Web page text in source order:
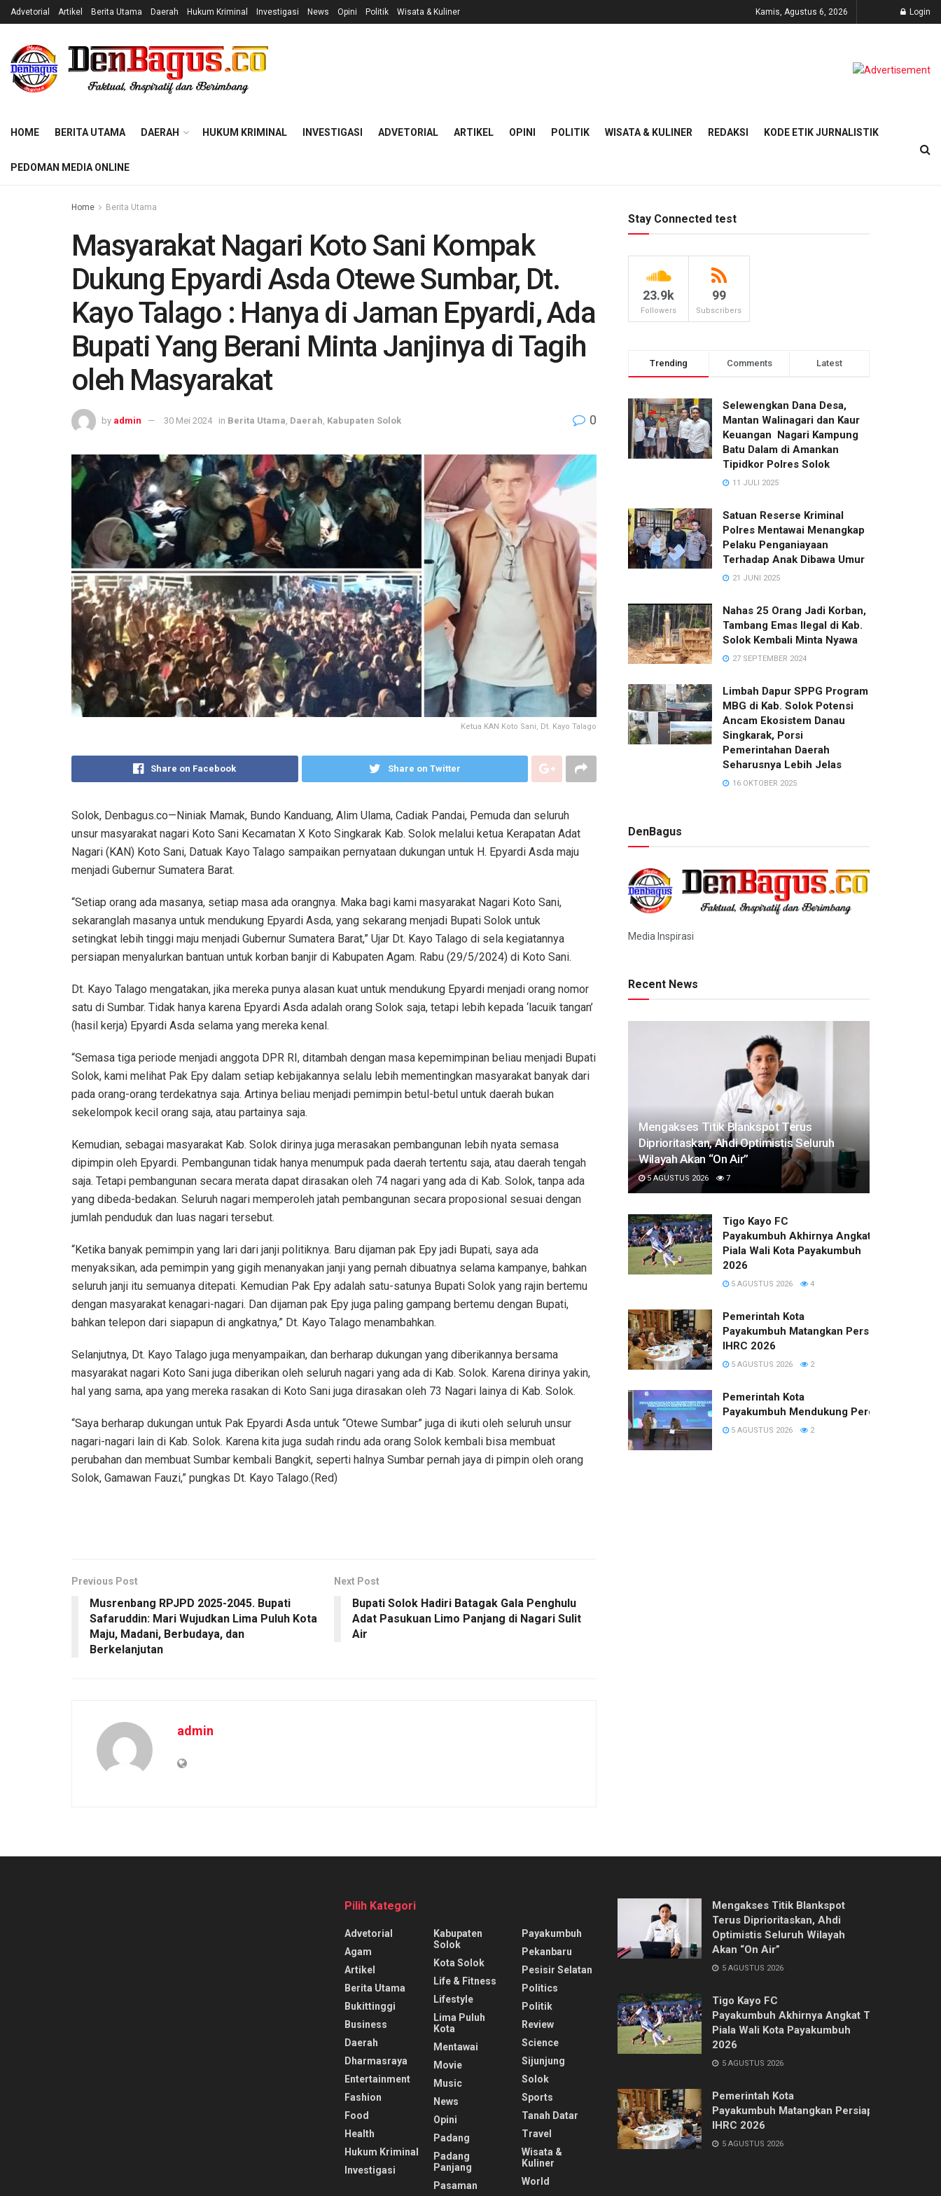
Advetorial Artikel Berita Utama Daerah Hukum Kriminal Investigasi News Opini Politik Wisata & Kuliner Kamis, Agustus 6, 2026 Login
HOME BERITA UTAMA DAERAH HUKUM KRIMINAL INVESTIGASI ADVETORIAL ARTIKEL OPINI POLITIK WISATA & KULINER REDAKSI KODE ETIK JURNALISTIK
PEDOMAN MEDIA ONLINE
Home Berita Utama
Masyarakat Nagari Koto Sani Kompak
Dukung Epyardi Asda Otewe Sumbar, Dt.
Kayo Talago : Hanya di Jaman Epyardi, Ada
Bupati Yang Berani Minta Janjinya di Tagih
oleh Masyarakat
by admin 30 Mei 2024 in Berita Utama Daerah Kabupaten Solok 0
Ketua KAN Koto Sani, Dt. Kayo Talago
Share on Facebook Share on Twitter
Solok, Denbagus.co—Niniak Mamak, Bundo Kanduang, Alim Ulama, Cadiak Pandai, Pemuda dan seluruh
unsur masyarakat nagari Koto Sani Kecamatan X Koto Singkarak Kab. Solok melalui ketua Kerapatan Adat
Nagari (KAN) Koto Sani, Datuak Kayo Talago sampaikan pernyataan dukungan untuk H. Epyardi Asda maju
menjadi Gubernur Sumatera Barat.
“Setiap orang ada masanya, setiap masa ada orangnya. Maka bagi kami masyarakat Nagari Koto Sani,
sekaranglah masanya untuk mendukung Epyardi Asda, yang sekarang menjadi Bupati Solok untuk
setingkat lebih tinggi maju menjadi Gubernur Sumatera Barat,” Ujar Dt. Kayo Talago di sela kegiatannya
persiapan menyalurkan bantuan untuk korban banjir di Kabupaten Agam. Rabu (29/5/2024) di Koto Sani.
Dt. Kayo Talago mengatakan, jika mereka punya alasan kuat untuk mendukung Epyardi menjadi orang nomor
satu di Sumbar. Tidak hanya karena Epyardi Asda adalah orang Solok saja, tetapi lebih kepada ‘lacuik tangan’
(hasil kerja) Epyardi Asda selama yang mereka kenal.
“Semasa tiga periode menjadi anggota DPR RI, ditambah dengan masa kepemimpinan beliau menjadi Bupati
Solok, kami melihat Pak Epy dalam setiap kebijakannya selalu lebih mementingkan masyarakat banyak dari
pada orang-orang terdekatnya saja. Artinya beliau menjadi pemimpin betul-betul untuk daerah bukan
sekelompok kecil orang saja, atau partainya saja.
Kemudian, sebagai masyarakat Kab. Solok dirinya juga merasakan pembangunan lebih nyata semasa
dipimpin oleh Epyardi. Pembangunan tidak hanya menumpuk pada daerah tertentu saja, atau daerah tengah
saja. Tetapi pembangunan secara merata dapat dirasakan oleh 74 nagari yang ada di Kab. Solok, tanpa ada
yang dibeda-bedakan. Seluruh nagari memperoleh jatah pembangunan secara proposional sesuai dengan
jumlah penduduk dan luas nagari tersebut.
“Ketika banyak pemimpin yang lari dari janji politiknya. Baru dijaman pak Epy jadi Bupati, saya ada
menyaksikan, ada pemimpin yang gigih menanyakan janji yang pernah dibuatnya selama kampanye, bahkan
seluruh janji itu semuanya ditepati. Kemudian Pak Epy adalah satu-satunya Bupati Solok yang rajin bertemu
dengan masyarakat kenagari-nagari. Dan dijaman pak Epy juga paling gampang bertemu dengan Bupati,
bahkan telepon dari siapapun di angkatnya,” Dt. Kayo Talago menambahkan.
Selanjutnya, Dt. Kayo Talago juga menyampaikan, dan berharap dukungan yang diberikannya bersama
masyarakat nagari Koto Sani juga diberikan oleh seluruh nagari yang ada di Kab. Solok. Karena dirinya yakin,
hal yang sama, apa yang mereka rasakan di Koto Sani juga dirasakan oleh 73 Nagari lainya di Kab. Solok.
“Saya berharap dukungan untuk Pak Epyardi Asda untuk “Otewe Sumbar” juga di ikuti oleh seluruh unsur
nagari-nagari lain di Kab. Solok. Karena kita juga sudah rindu ada orang Solok kembali bisa membuat
perubahan dan membuat Sumbar kembali Bangkit, seperti halnya Sumbar pernah jaya di pimpin oleh orang
Solok, Gamawan Fauzi,” pungkas Dt. Kayo Talago.(Red)
Previous Post
Musrenbang RPJPD 2025-2045. Bupati
Safaruddin: Mari Wujudkan Lima Puluh Kota
Maju, Madani, Berbudaya, dan
Berkelanjutan
Next Post
Bupati Solok Hadiri Batagak Gala Penghulu
Adat Pasukuan Limo Panjang di Nagari Sulit
Air
admin
Stay Connected test
23.9k
Followers
99
Subscribers
Trending Comments Latest
Selewengkan Dana Desa,
Mantan Walinagari dan Kaur
Keuangan Nagari Kampung
Batu Dalam di Amankan
Tipidkor Polres Solok
11 JULI 2025
Satuan Reserse Kriminal
Polres Mentawai Menangkap
Pelaku Penganiayaan
Terhadap Anak Dibawa Umur
21 JUNI 2025
Nahas 25 Orang Jadi Korban,
Tambang Emas Ilegal di Kab.
Solok Kembali Minta Nyawa
27 SEPTEMBER 2024
Limbah Dapur SPPG Program
MBG di Kab. Solok Potensi
Ancam Ekosistem Danau
Singkarak, Porsi
Pemerintahan Daerah
Seharusnya Lebih Jelas
16 OKTOBER 2025
DenBagus
Media Inspirasi
Recent News
Mengakses Titik Blankspot Terus
Diprioritaskan, Ahdi Optimistis Seluruh
Wilayah Akan “On Air”
5 AGUSTUS 2026 7
Tigo Kayo FC
Payakumbuh Akhirnya Angkat Trofi
Piala Wali Kota Payakumbuh
2026
5 AGUSTUS 2026 4
Pemerintah Kota
Payakumbuh Matangkan Persiapan
IHRC 2026
5 AGUSTUS 2026 2
Pemerintah Kota
Payakumbuh Mendukung Percepatan
5 AGUSTUS 2026 2
Pilih Kategori
Advetorial
Agam
Artikel
Berita Utama
Bukittinggi
Business
Daerah
Dharmasraya
Entertainment
Fashion
Food
Health
Hukum Kriminal
Investigasi
Kabupaten
Solok
Kota Solok
Life & Fitness
Lifestyle
Lima Puluh
Kota
Mentawai
Movie
Music
News
Opini
Padang
Padang
Panjang
Pasaman
Payakumbuh
Pekanbaru
Pesisir Selatan
Politics
Politik
Review
Science
Sijunjung
Solok
Sports
Tanah Datar
Travel
Wisata &
Kuliner
World
Mengakses Titik Blankspot
Terus Diprioritaskan, Ahdi
Optimistis Seluruh Wilayah
Akan “On Air”
5 AGUSTUS 2026
Tigo Kayo FC
Payakumbuh Akhirnya Angkat Trofi
Piala Wali Kota Payakumbuh
2026
5 AGUSTUS 2026
Pemerintah Kota
Payakumbuh Matangkan Persiapan
IHRC 2026
5 AGUSTUS 2026